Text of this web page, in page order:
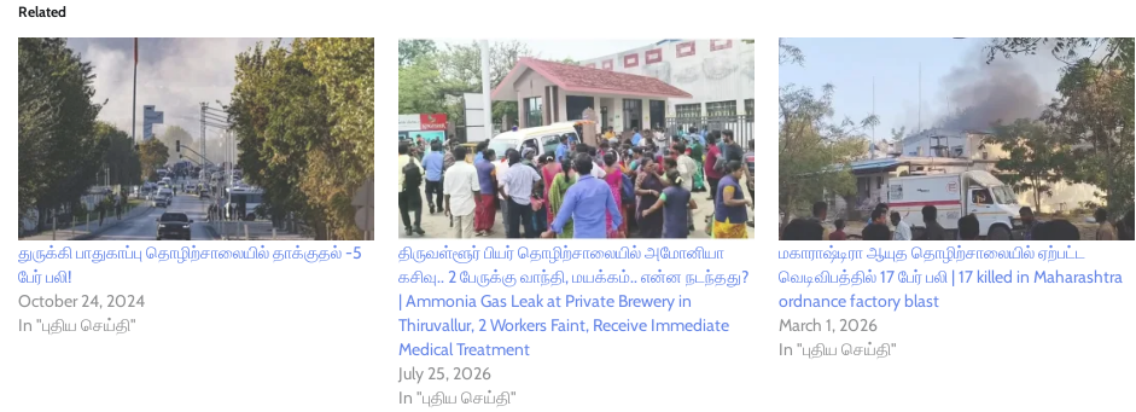
Related
துருக்கி பாதுகாப்பு தொழிற்சாலையில் தாக்குதல் -5
பேர் பலி!
October 24, 2024
In "புதிய செய்தி"
திருவள்ளூர் பியர் தொழிற்சாலையில் அமோனியா
கசிவு.. 2 பேருக்கு வாந்தி, மயக்கம்.. என்ன நடந்தது?
| Ammonia Gas Leak at Private Brewery in
Thiruvallur, 2 Workers Faint, Receive Immediate
Medical Treatment
July 25, 2026
In "புதிய செய்தி"
மகாராஷ்டிரா ஆயுத தொழிற்சாலையில் ஏற்பட்ட
வெடிவிபத்தில் 17 பேர் பலி | 17 killed in Maharashtra
ordnance factory blast
March 1, 2026
In "புதிய செய்தி"